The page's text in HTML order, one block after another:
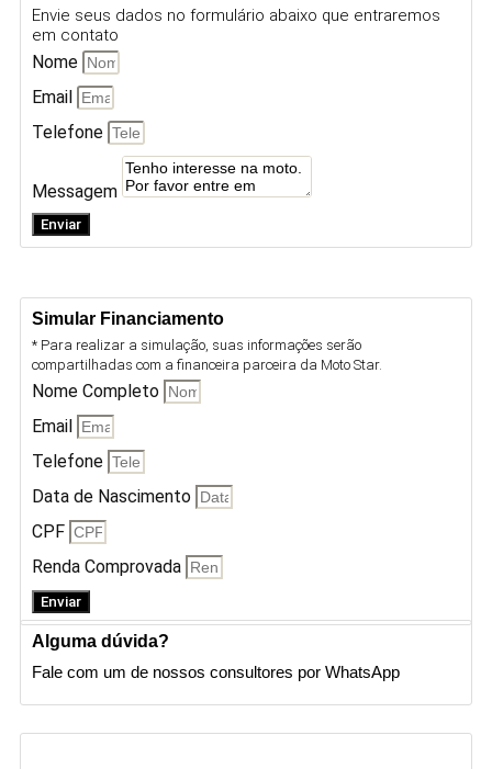
Envie seus dados no formulário abaixo que entraremos
em contato
Nome
Email
Telefone
Messagem
Enviar
Simular Financiamento
* Para realizar a simulação, suas informações serão
compartilhadas com a financeira parceira da Moto Star.
Nome Completo
Email
Telefone
Data de Nascimento
CPF
Renda Comprovada
Enviar
Alguma dúvida?
Fale com um de nossos consultores por WhatsApp